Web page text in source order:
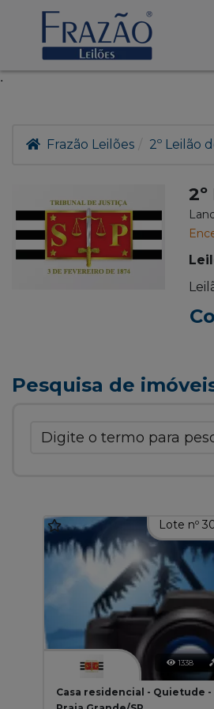
.
Frazão Leilões 2º Leilão
Pesquisa de
Lote nº
1338
Casa residencial - Quietude -